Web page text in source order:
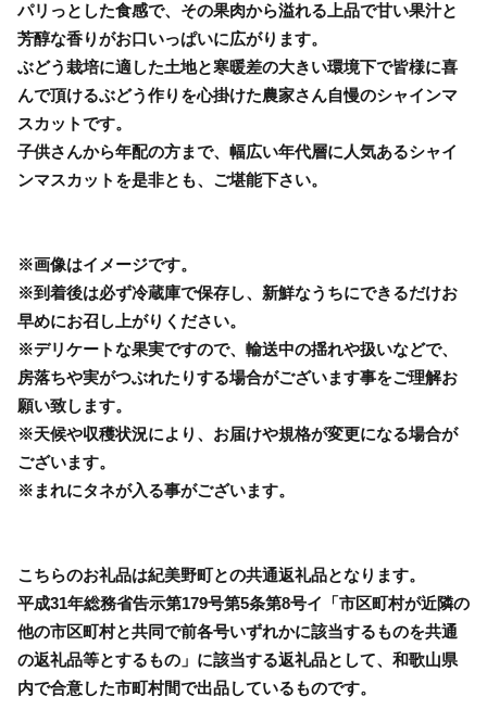
パリっとした食感で、その果肉から溢れる上品で甘い果汁と
芳醇な香りがお口いっぱいに広がります。
ぶどう栽培に適した土地と寒暖差の大きい環境下で皆様に喜
んで頂けるぶどう作りを心掛けた農家さん自慢のシャインマ
スカットです。
子供さんから年配の方まで、幅広い年代層に人気あるシャイ
ンマスカットを是非とも、ご堪能下さい。
※画像はイメージです。
※到着後は必ず冷蔵庫で保存し、新鮮なうちにできるだけお
早めにお召し上がりください。
※デリケートな果実ですので、輸送中の揺れや扱いなどで、
房落ちや実がつぶれたりする場合がございます事をご理解お
願い致します。
※天候や収穫状況により、お届けや規格が変更になる場合が
ございます。
※まれにタネが入る事がございます。
こちらのお礼品は紀美野町との共通返礼品となります。
平成31年総務省告示第179号第5条第8号イ「市区町村が近隣の
他の市区町村と共同で前各号いずれかに該当するものを共通
の返礼品等とするもの」に該当する返礼品として、和歌山県
内で合意した市町村間で出品しているものです。